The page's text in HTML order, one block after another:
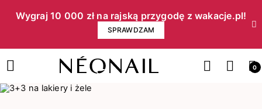
Wygraj 10 000 zł na rajską przygodę z wakacje.pl!​
SPRAWDZAM
0